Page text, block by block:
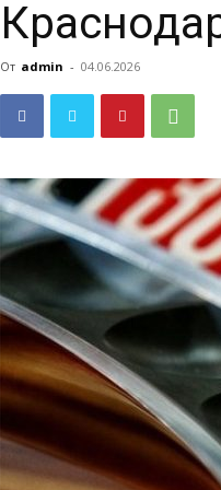
От admin - 04.06.2026